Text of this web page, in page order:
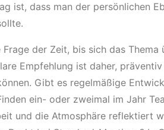
ist, dass man der persönlichen
Frage der Zeit, bis sich das
Empfehlung ist daher,
Gibt es regelmäßige
ein- oder zweimal im Jahr
und die Atmosphäre reflektiert